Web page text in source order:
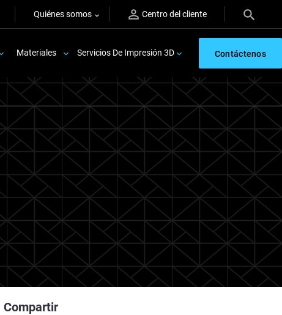
Quiénes somos Centro del cliente
Materiales Servicios De Impresión 3D Contáctenos
Compartir